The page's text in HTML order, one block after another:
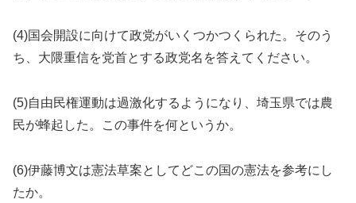
(4)国会開設に向けて政党がいくつかつくられた。そのう
ち、大隈重信を党首とする政党名を答えてください。
(5)自由民権運動は過激化するようになり、埼玉県では農
民が蜂起した。この事件を何というか。
(6)伊藤博文は憲法草案としてどこの国の憲法を参考にし
たか。